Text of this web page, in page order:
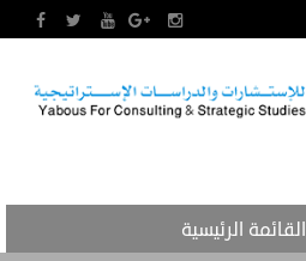
القائمة الرئيسية